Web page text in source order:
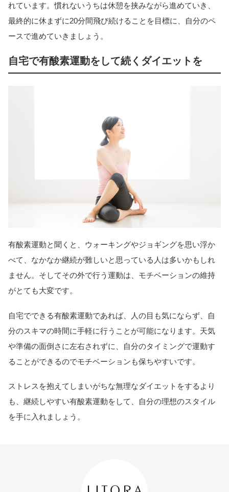
れています。慣れないうちは休憩を挟みながら進めていき、
最終的に休まずに20分間飛び続けることを目標に、自分のペ
ースで進めていきましょう。
自宅で有酸素運動をして続くダイエットを
有酸素運動と聞くと、ウォーキングやジョギングを思い浮か
べて、なかなか継続が難しいと思っている人は多いかもしれ
ません。そしてその外で行う運動は、モチベーションの維持
がとても大変です。
自宅でできる有酸素運動であれば、人の目も気にならず、自
分のスキマの時間に手軽に行うことが可能になります。天気
や準備の面倒さに左右されずに、自分のタイミングで運動す
ることができるのでモチベーションも保ちやすいです。
ストレスを抱えてしまいがちな無理なダイエットをするより
も、継続しやすい有酸素運動をして、自分の理想のスタイル
を手に入れましょう。